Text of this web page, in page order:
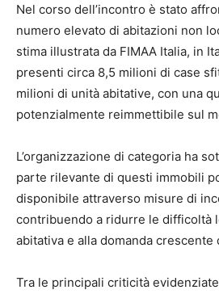
Nel corso dell’incontro è stato
numero elevato di abitazioni non
stima illustrata da FIMAA Italia, in
presenti circa 8,5 milioni di case
milioni di unità abitative, con una
potenzialmente reimmettibile sul
L’organizzazione di categoria ha
parte rilevante di questi immobili
disponibile attraverso misure di
contribuendo a ridurre le difficoltà
abitativa e alla domanda
Tra le principali criticità